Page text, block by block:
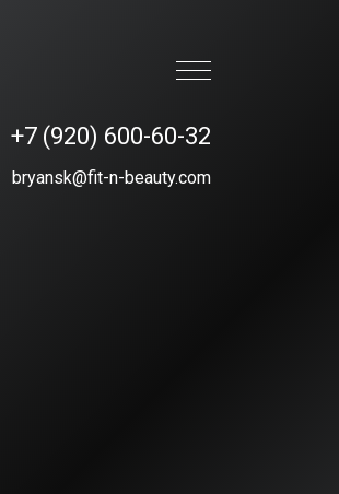
+7 (920) 600-60-32
bryansk@fit-n-beauty.com